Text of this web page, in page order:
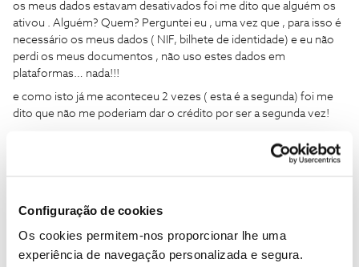
Configuração de cookies
Os cookies permitem-nos proporcionar lhe uma
experiência de navegação personalizada e segura.
os meus dados estavam desativados foi me dito que alguém os
ativou . Alguém? Quem? Perguntei eu , uma vez que , para isso é
necessário os meus dados ( NIF, bilhete de identidade) e eu não
perdi os meus documentos , não uso estes dados em
plataformas… nada!!!
e como isto já me aconteceu 2 vezes ( esta é a segunda) foi me
dito que não me poderiam dar o crédito por ser a segunda vez!
e agora pergunto que culpa tenho? Eu não cancelei nada disto!!
João H. Forum|Forum|1 year ago